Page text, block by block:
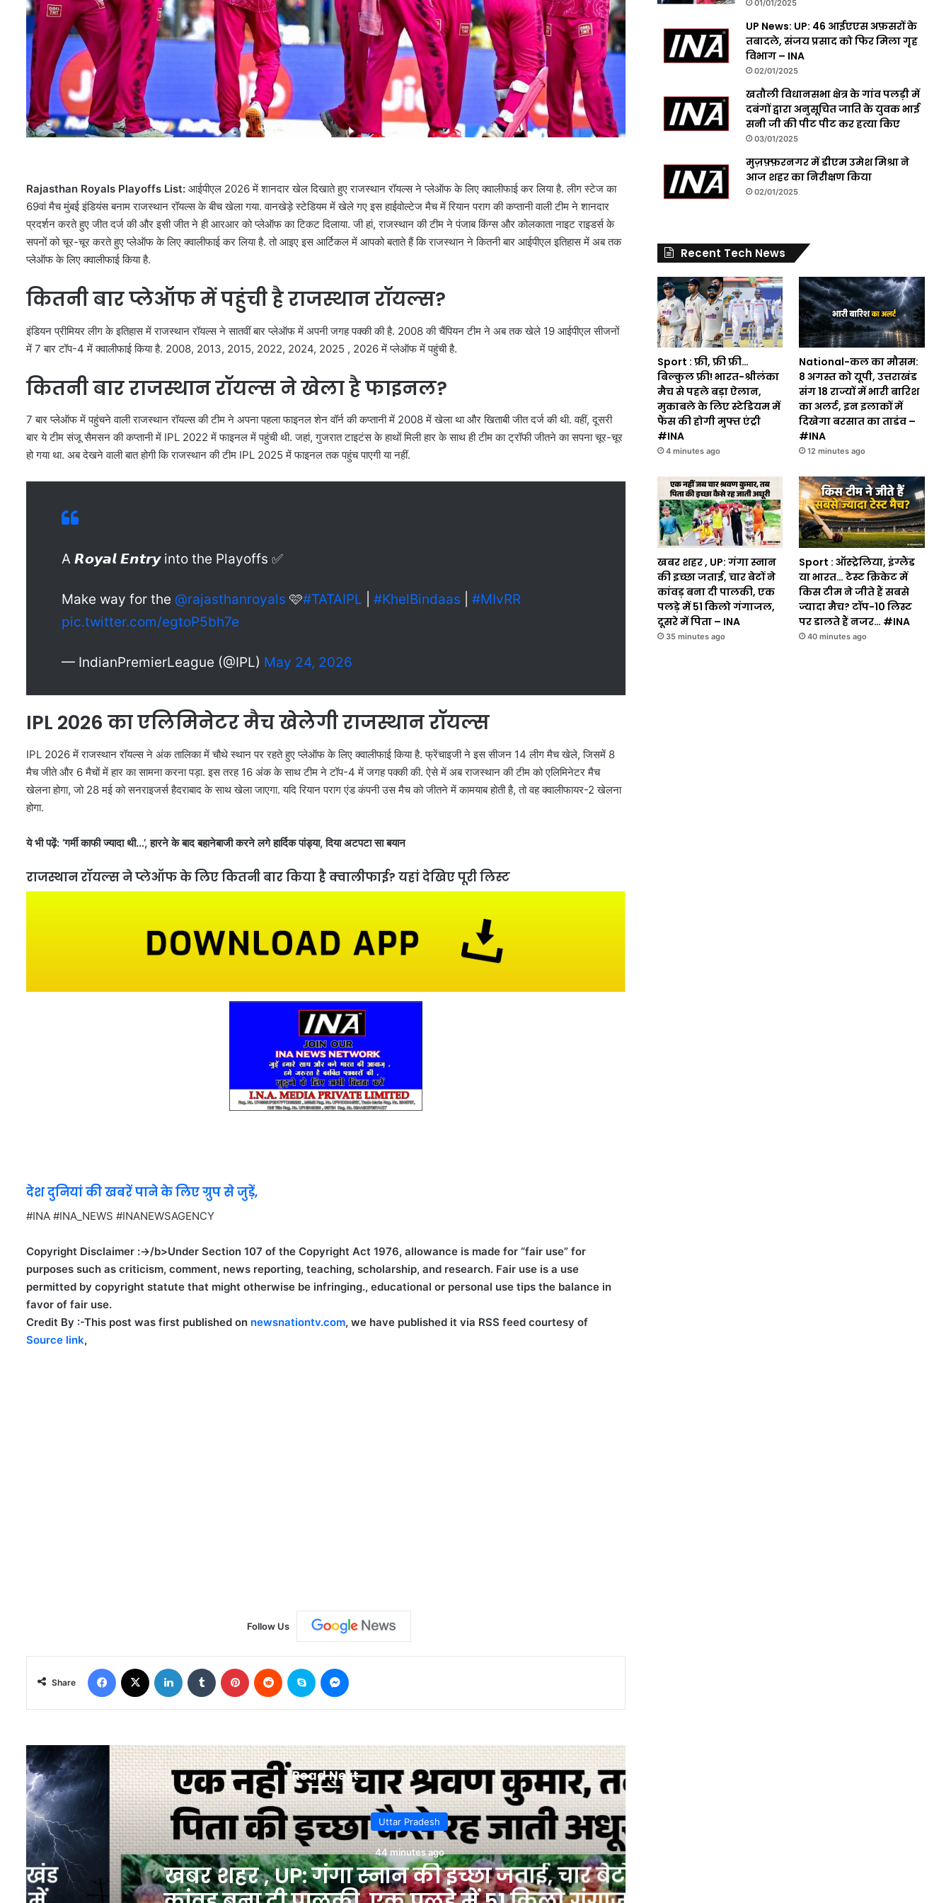
Rajasthan Royals Playoffs List: आईपीएल 2026 में शानदार खेल दिखाते हुए राजस्थान रॉयल्स ने प्लेऑफ के लिए क्वालीफाई कर लिया है. लीग स्टेज का
69वां मैच मुंबई इंडियंस बनाम राजस्थान रॉयल्स के बीच खेला गया. वानखेड़े स्टेडियम में खेले गए इस हाईवोल्टेज मैच में रियान पराग की कप्तानी वाली टीम ने शानदार
प्रदर्शन करते हुए जीत दर्ज की और इसी जीत ने ही आरआर को प्लेऑफ का टिकट दिलाया. जी हां, राजस्थान की टीम ने पंजाब किंग्स और कोलकाता नाइट राइडर्स के
सपनों को चूर-चूर करते हुए प्लेऑफ के लिए क्वालीफाई कर लिया है. तो आइए इस आर्टिकल में आपको बताते हैं कि राजस्थान ने कितनी बार आईपीएल इतिहास में अब तक
प्लेऑफ के लिए क्वालीफाई किया है.
कितनी बार प्लेऑफ में पहुंची है राजस्थान रॉयल्स?
इंडियन प्रीमियर लीग के इतिहास में राजस्थान रॉयल्स ने सातवीं बार प्लेऑफ में अपनी जगह पक्की की है. 2008 की चैंपियन टीम ने अब तक खेले 19 आईपीएल सीजनों
में 7 बार टॉप-4 में क्वालीफाई किया है. 2008, 2013, 2015, 2022, 2024, 2025 , 2026 में प्लेऑफ में पहुंची है.
कितनी बार राजस्थान रॉयल्स ने खेला है फाइनल?
7 बार प्लेऑफ में पहुंचने वाली राजस्थान रॉयल्स की टीम ने अपना पहला फाइनल शेन वॉर्न की कप्तानी में 2008 में खेला था और खिताबी जीत दर्ज की थी. वहीं, दूसरी
बार ये टीम संजू सैमसन की कप्तानी में IPL 2022 में फाइनल में पहुंची थी. जहां, गुजरात टाइटंस के हाथों मिली हार के साथ ही टीम का ट्रॉफी जीतने का सपना चूर-चूर
हो गया था. अब देखने वाली बात होगी कि राजस्थान की टीम IPL 2025 में फाइनल तक पहुंच पाएगी या नहीं.
A 𝙍𝙤𝙮𝙖𝙡 𝙀𝙣𝙩𝙧𝙮 into the Playoffs ✅
Make way for the @rajasthanroyals 🩷#TATAIPL #KhelBindaas
#MIvRR
pic.twitter.com/egtoP5bh7e
— IndianPremierLeague (@IPL) May 24, 2026
IPL 2026 का एलिमिनेटर मैच खेलेगी राजस्थान रॉयल्स
IPL 2026 में राजस्थान रॉयल्स ने अंक तालिका में चौथे स्थान पर रहते हुए प्लेऑफ के लिए क्वालीफाई किया है. फ्रेंचाइजी ने इस सीजन 14 लीग मैच खेले, जिसमें 8
मैच जीते और 6 मैचों में हार का सामना करना पड़ा. इस तरह 16 अंक के साथ टीम ने टॉप-4 में जगह पक्की की. ऐसे में अब राजस्थान की टीम को एलिमिनेटर मैच
खेलना होगा, जो 28 मई को सनराइजर्स हैदराबाद के साथ खेला जाएगा. यदि रियान पराग एंड कंपनी उस मैच को जीतने में कामयाब होती है, तो वह क्वालीफायर-2 खेलना
होगा.
ये भी पढ़ें: ‘गर्मी काफी ज्यादा थी…’, हारने के बाद बहानेबाजी करने लगे हार्दिक पांड्या, दिया अटपटा सा बयान
राजस्थान रॉयल्स ने प्लेऑफ के लिए कितनी बार किया है क्वालीफाई? यहां देखिए पूरी लिस्ट
देश दुनियां की खबरें पाने के लिए ग्रुप से जुड़ें,
#INA #INA_NEWS #INANEWSAGENCY
Copyright Disclaimer :->/b>Under Section 107 of the Copyright Act 1976, allowance is made for “fair use” for
purposes such as criticism, comment, news reporting, teaching, scholarship, and research. Fair use is a use
permitted by copyright statute that might otherwise be infringing., educational or personal use tips the balance in
favor of fair use.
Credit By :-This post was first published on newsnationtv.com, we have published it via RSS feed courtesy of
Source link,
Follow Us
Share
Read Next
Uttar Pradesh
44 minutes ago
खबर शहर , UP: गंगा स्नान की इच्छा जताई, चार बेटों ने
01/01/2025
UP News: UP: 46 आईएएस अफ़सरों के
तबादले, संजय प्रसाद को फिर मिला गृह
विभाग – INA
02/01/2025
खतौली विधानसभा क्षेत्र के गांव पलड़ी में
दबंगों द्वारा अनुसूचित जाति के युवक भाई
सनी जी की पीट पीट कर हत्या किए
03/01/2025
मुज़फ़्फ़रनगर में डीएम उमेश मिश्रा ने
आज शहर का निरीक्षण किया
02/01/2025
Recent Tech News
Sport : फ्री, फ्री फ्री…
बिल्कुल फ्री! भारत-श्रीलंका
मैच से पहले बड़ा ऐलान,
मुकाबले के लिए स्टेडियम में
फैंस की होगी मुफ्त एंट्री
#INA
4 minutes ago
National-कल का मौसम:
8 अगस्त को यूपी, उत्तराखंड
संग 18 राज्यों में भारी बारिश
का अलर्ट, इन इलाकों में
दिखेगा बरसात का ताडंव –
#INA
12 minutes ago
खबर शहर , UP: गंगा स्नान
की इच्छा जताई, चार बेटों ने
कांवड़ बना दी पालकी, एक
पलड़े में 51 किलो गंगाजल,
दूसरे में पिता – INA
35 minutes ago
Sport : ऑस्ट्रेलिया, इंग्लैंड
या भारत… टेस्ट क्रिकेट में
किस टीम ने जीते हैं सबसे
ज्यादा मैच? टॉप-10 लिस्ट
पर डालते हैं नजर… #INA
40 minutes ago